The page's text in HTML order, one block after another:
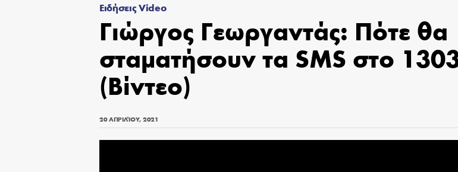
Ειδήσεις Video
Γιώργος Γεωργαντάς: Πότε θα
σταματήσουν τα SMS στο
(Βίντεο)
20 ΑΠΡΙΛΊΟΥ, 2021